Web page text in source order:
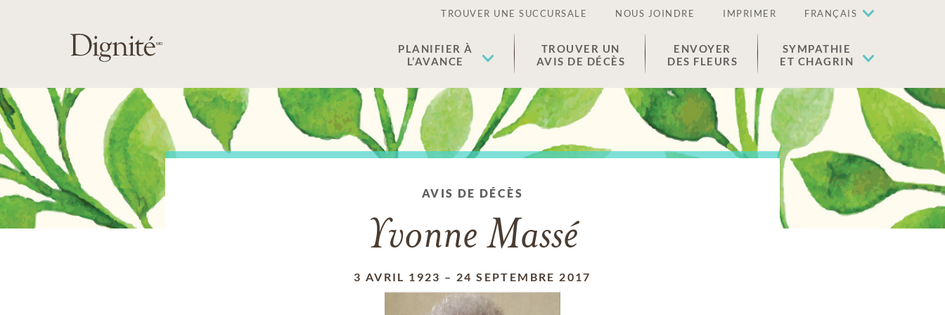
TROUVER UNE SUCCURSALE NOUS JOINDRE IMPRIMER FRANÇAIS
PLANIFIER À
L’AVANCE
TROUVER UN
AVIS DE DÉCÈS
ENVOYER
DES FLEURS
SYMPATHIE
ET CHAGRIN
AVIS DE DÉCÈS
Yvonne Massé
3 AVRIL 1923 – 24 SEPTEMBRE 2017